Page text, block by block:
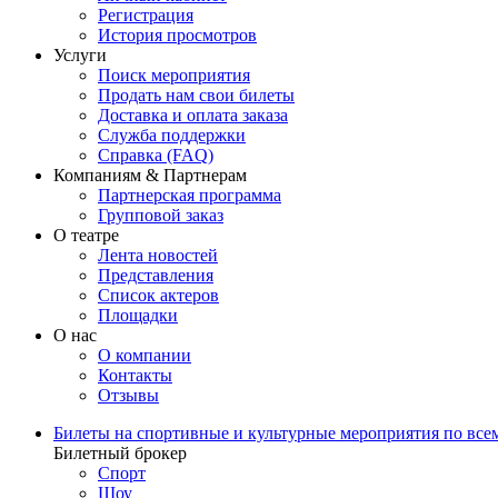
Регистрация
История просмотров
Услуги
Поиск мероприятия
Продать нам свои билеты
Доставка и оплата заказа
Служба поддержки
Справка (FAQ)
Компаниям & Партнерам
Партнерская программа
Групповой заказ
О театре
Лента новостей
Представления
Список актеров
Площадки
О нас
О компании
Контакты
Отзывы
Билеты на спортивные и культурные мероприятия по
Билетный брокер
Спорт
Шоу